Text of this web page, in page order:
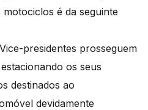
é da seguinte
presidentes prosseguem
os seus
destinados ao
devidamente